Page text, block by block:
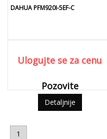
DAHUA PFM920I-5EF-C
Ulogujte se za cenu
Pozovite
Detaljnije
1